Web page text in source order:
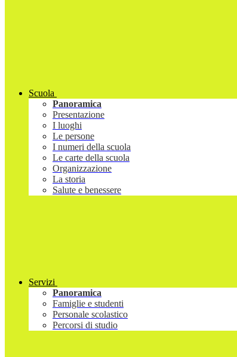
Scuola
Panoramica
Presentazione
I luoghi
Le persone
I numeri della scuola
Le carte della scuola
Organizzazione
La storia
Salute e benessere
Servizi
Panoramica
Famiglie e studenti
Personale scolastico
Percorsi di studio